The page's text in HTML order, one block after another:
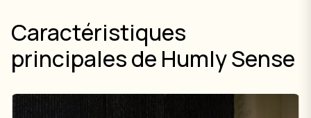
Caractéristiques
principales de Humly Sense